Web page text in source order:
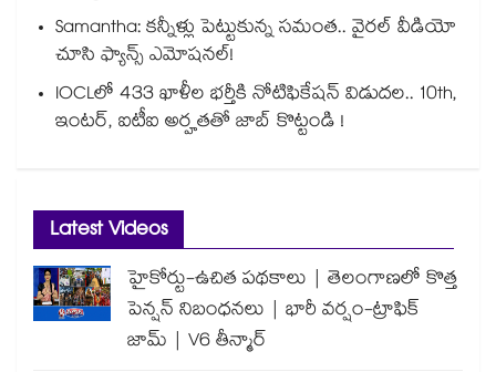
Samantha: కన్నీళ్లు పెట్టుకున్న సమంత.. వైరల్ వీడియో
చూసి ఫ్యాన్స్ ఎమోషనల్!
IOCLలో 433 ఖాళీల భర్తీకి నోటిఫికేషన్ విడుదల.. 10th,
ఇంటర్, ఐటీఐ అర్హతతో జాబ్ కొట్టండి !
Latest Videos
హైకోర్టు-ఉచిత పథకాలు | తెలంగాణలో కొత్త
పెన్షన్ నిబంధనలు | భారీ వర్షం-ట్రాఫిక్
జామ్ | V6 తీన్మార్